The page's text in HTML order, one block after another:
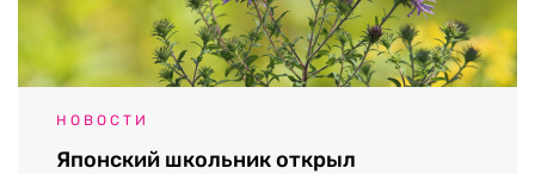
НОВОСТИ
Японский школьник открыл